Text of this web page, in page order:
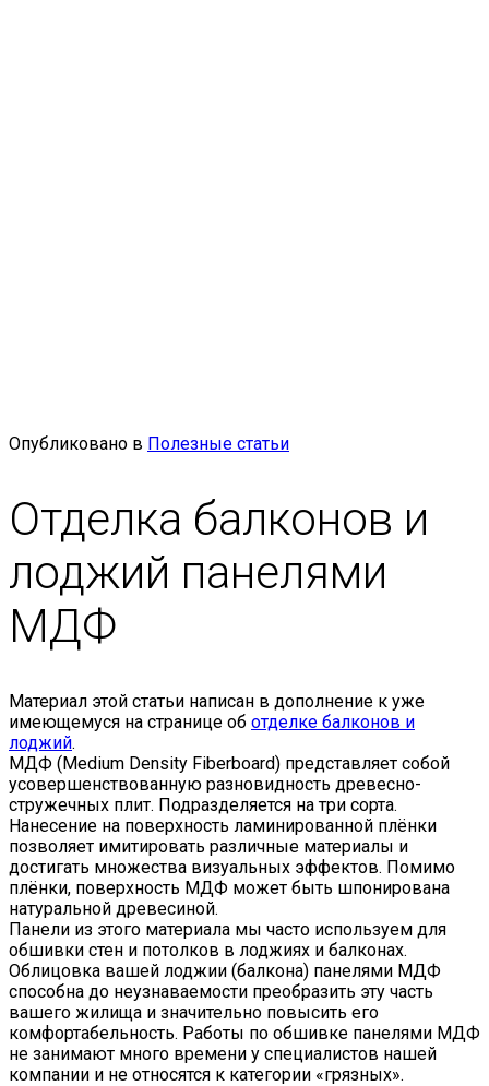
Опубликовано в Полезные статьи
Отделка балконов и
лоджий панелями
МДФ
Материал этой статьи написан в дополнение к уже
имеющемуся на странице об отделке балконов и
лоджий.
МДФ (Medium Density Fiberboard) представляет собой
усовершенствованную разновидность древесно-
стружечных плит. Подразделяется на три сорта.
Нанесение на поверхность ламинированной плёнки
позволяет имитировать различные материалы и
достигать множества визуальных эффектов. Помимо
плёнки, поверхность МДФ может быть шпонирована
натуральной древесиной.
Панели из этого материала мы часто используем для
обшивки стен и потолков в лоджиях и балконах.
Облицовка вашей лоджии (балкона) панелями МДФ
способна до неузнаваемости преобразить эту часть
вашего жилища и значительно повысить его
комфортабельность. Работы по обшивке панелями МДФ
не занимают много времени у специалистов нашей
компании и не относятся к категории «грязных».